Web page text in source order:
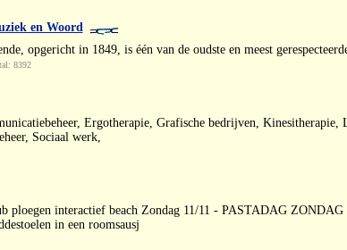
en Woord
opgericht in 1849, is één van de oudste en meest
8392
Ergotherapie, Grafische bedrijven,
Sociaal werk,
ploegen interactief beach Zondag 11/11 - PASTADAG
in een roomsausj